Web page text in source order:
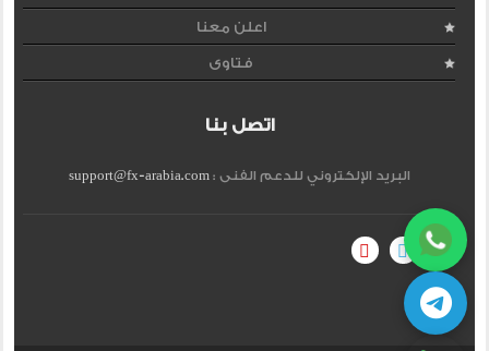
اعلن معنا
فتاوى
اتصل بنا
البريد الإلكتروني للدعم الفنى :support@fx-arabia.com